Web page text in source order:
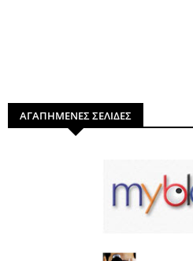
ΑΓΑΠΗΜΕΝΕΣ ΣΕΛΙΔΕΣ